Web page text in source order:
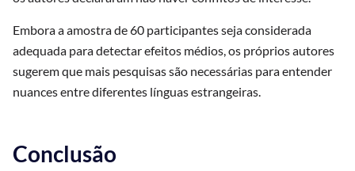
Embora a amostra de 60 participantes seja considerada
adequada para detectar efeitos médios, os próprios autores
sugerem que mais pesquisas são necessárias para entender
nuances entre diferentes línguas estrangeiras.
Conclusão